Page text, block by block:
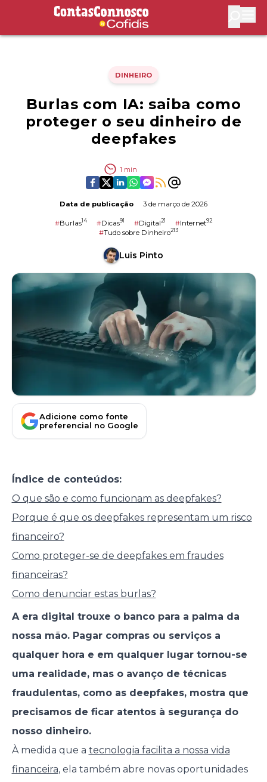
Contas Connosco by Cofidis
DINHEIRO
Burlas com IA: saiba como
proteger o seu dinheiro de
deepfakes
1 min
Data de publicação 3 de março de 2026
#Burlas14 #Dicas91 #Digital21 #Internet92
#Tudo sobre Dinheiro213
Luis Pinto
Adicione como fonte
preferencial no Google
Índice de conteúdos:
O que são e como funcionam as deepfakes?
Porque é que os deepfakes representam um risco
financeiro?
Como proteger-se de deepfakes em fraudes
financeiras?
Como denunciar estas burlas?
A era digital trouxe o banco para a palma da
nossa mão. Pagar compras ou serviços a
qualquer hora e em qualquer lugar tornou-se
uma realidade, mas o avanço de técnicas
fraudulentas, como as deepfakes, mostra que
precisamos de ficar atentos à segurança do
nosso dinheiro.
À medida que a tecnologia facilita a nossa vida
financeira, ela também abre novas oportunidades